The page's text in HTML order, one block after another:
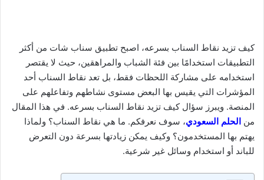
كيف تزيد نقاط السناب بسرعه، اصبح تطبيق سناب شات من أكثر
التطبيقات استخدامًا بين فئة الشباب والمراهقين، حيث لا يقتصر
استخدامه على مشاركة اللحظات فقط، بل تعد نقاط السناب أحد
المؤشرات التي يقيس بها البعض مستوى نشاطهم وتفاعلهم على
المنصة. ويبرز سؤال كيف تزيد نقاط السناب بسرعه. في هذا المقال
من الحلم السعودي، سوف نعرفكم. ما هي نقاط السناب؟ ولماذا
يهتم بها المستخدمون؟ وكيف يمكن زيادتها بسرعة دون التعرض
للباند أو استخدام وسائل غير شرعية.